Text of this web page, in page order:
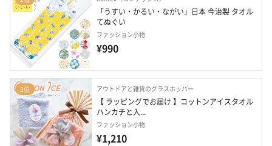
「うすい・かるい・ながい」日本 今治製 タオル
てぬぐい
ファッション小物
¥990
3位 アウトドアと雑貨のグラスホッパー
【 ラッピングでお届け 】コットンアイスタオル
ハンカチと入...
ファッション小物
¥1,210